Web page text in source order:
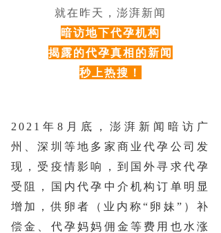
就在昨天，澎湃新闻
暗访地下代孕机构
揭露的代孕真相的新闻
秒上热搜！
2021年8月底，澎湃新闻暗访广
州、深圳等地多家商业代孕公司发
现，受疫情影响，到国外寻求代孕
受阻，国内代孕中介机构订单明显
增加，供卵者（业内称“卵妹”）补
偿金、代孕妈妈佣金等费用也水涨